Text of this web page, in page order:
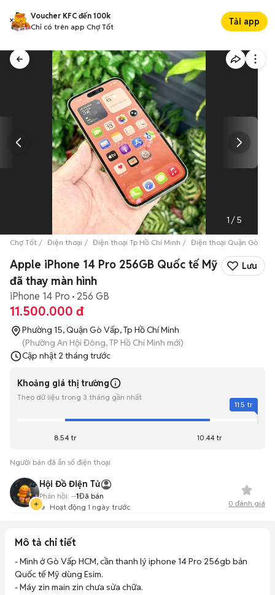
Voucher KFC đến 100k
Chỉ có trên app Chợ Tốt
Tải app
1 /5
Chợ Tốt Điện thoại Điện thoại Tp Hồ Chí Minh Điện thoại Quận Gò Vấp
Apple iPhone 14 Pro 256GB Quốc tế Mỹ
đã thay màn hình
Lưu
iPhone 14 Pro 256 GB
11.500.000 đ
Phường 15, Quận Gò Vấp, Tp Hồ Chí Minh
(Phường An Hội Đông, TP Hồ Chí Minh mới)
Cập nhật 2 tháng trước
Khoảng giá thị trường
Theo dữ liệu trong 3 tháng gần nhất
8.54 tr 10.44 tr
11.5 tr
Người bán đã ẩn số điện thoại
Hội Đồ Điện Tử
Hoạt động 1 ngày trước
Phản hồi: --1Đã bán
0 đánh giá
Mô tả chi tiết
- Mình ở Gò Vấp HCM, cần thanh lý iphone 14 Pro 256gb bản
Quốc tế Mỹ dùng Esim.
- Máy zin main zin chưa sửa chữa.